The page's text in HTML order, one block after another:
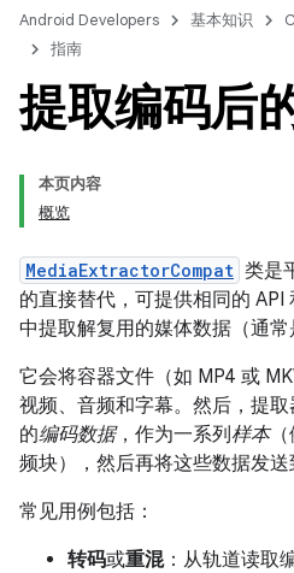
Android Developers 基本知识
指南
提取编码后
本页内容
概览
MediaExtractorCompat 类是
的直接替代，可提供相同的
中提取解复用的媒体数据（通常
它会将容器文件（如 MP4 或
视频、音频和字幕。然后，提
的编码数据，作为一系列样本（
频块），然后再将这些数据发送
常见用例包括：
转码或重混：从轨道读取